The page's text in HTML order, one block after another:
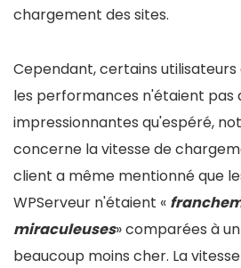
chargement des sites.
Cependant, certains
les performances n'étaient pas
impressionnantes qu'espéré,
concerne la vitesse de
client a même mentionné que
WPServeur n'étaient «
miraculeuses» comparées à
beaucoup moins cher. La